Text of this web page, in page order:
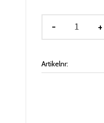
+
-
Artikelnr